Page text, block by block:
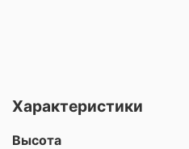
Характеристики
Высота